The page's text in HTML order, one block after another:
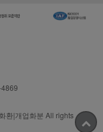
환|개업화분 All rights